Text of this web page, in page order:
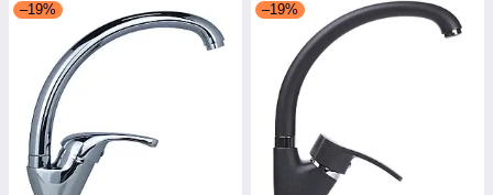
–19% –19%